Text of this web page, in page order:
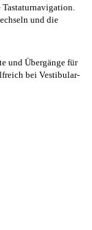
und die
und Übergänge für
bei Vestibular-